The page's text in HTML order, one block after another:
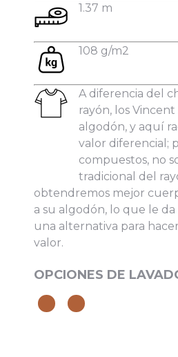
1.37 m
108 g/m2
A diferencia del
rayón, los
algodón, y aquí
valor diferencial;
compuestos, no
tradicional del
obtendremos mejor
a su algodón, lo que le
una alternativa para
valor.